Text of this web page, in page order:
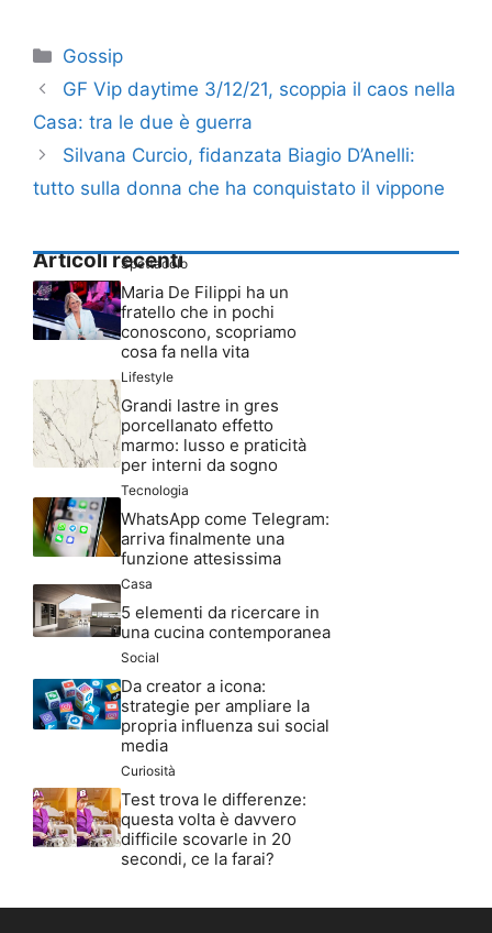
Categorie
Gossip
GF Vip daytime 3/12/21, scoppia il caos nella
Casa: tra le due è guerra
Silvana Curcio, fidanzata Biagio D’Anelli:
tutto sulla donna che ha conquistato il vippone
Articoli recenti
Spettacolo
Maria De Filippi ha un
fratello che in pochi
conoscono, scopriamo
cosa fa nella vita
Lifestyle
Grandi lastre in gres
porcellanato effetto
marmo: lusso e praticità
per interni da sogno
Tecnologia
WhatsApp come Telegram:
arriva finalmente una
funzione attesissima
Casa
5 elementi da ricercare in
una cucina contemporanea
Social
Da creator a icona:
strategie per ampliare la
propria influenza sui social
media
Curiosità
Test trova le differenze:
questa volta è davvero
difficile scovarle in 20
secondi, ce la farai?